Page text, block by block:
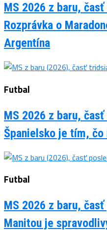
MS 2026 z baru,
Rozprávka o
Argentína
Futbal
MS 2026 z baru,
Španielsko je tím, čo
Futbal
MS 2026 z baru,
Manitou je